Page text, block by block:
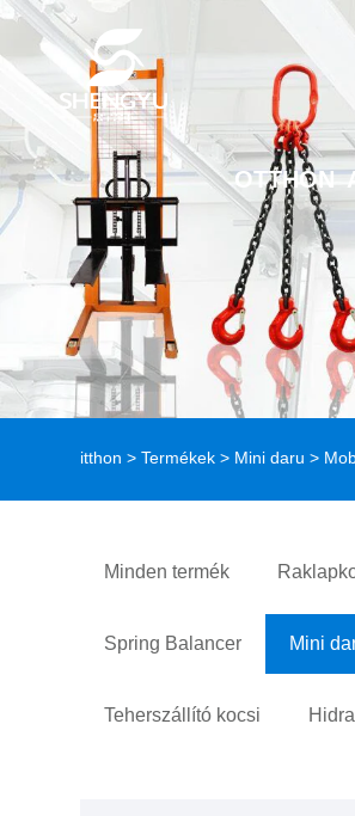
OTTHON
itthon > Termékek > Mini daru >
Minden termék
Spring Balancer Mini
Teherszállító kocsi